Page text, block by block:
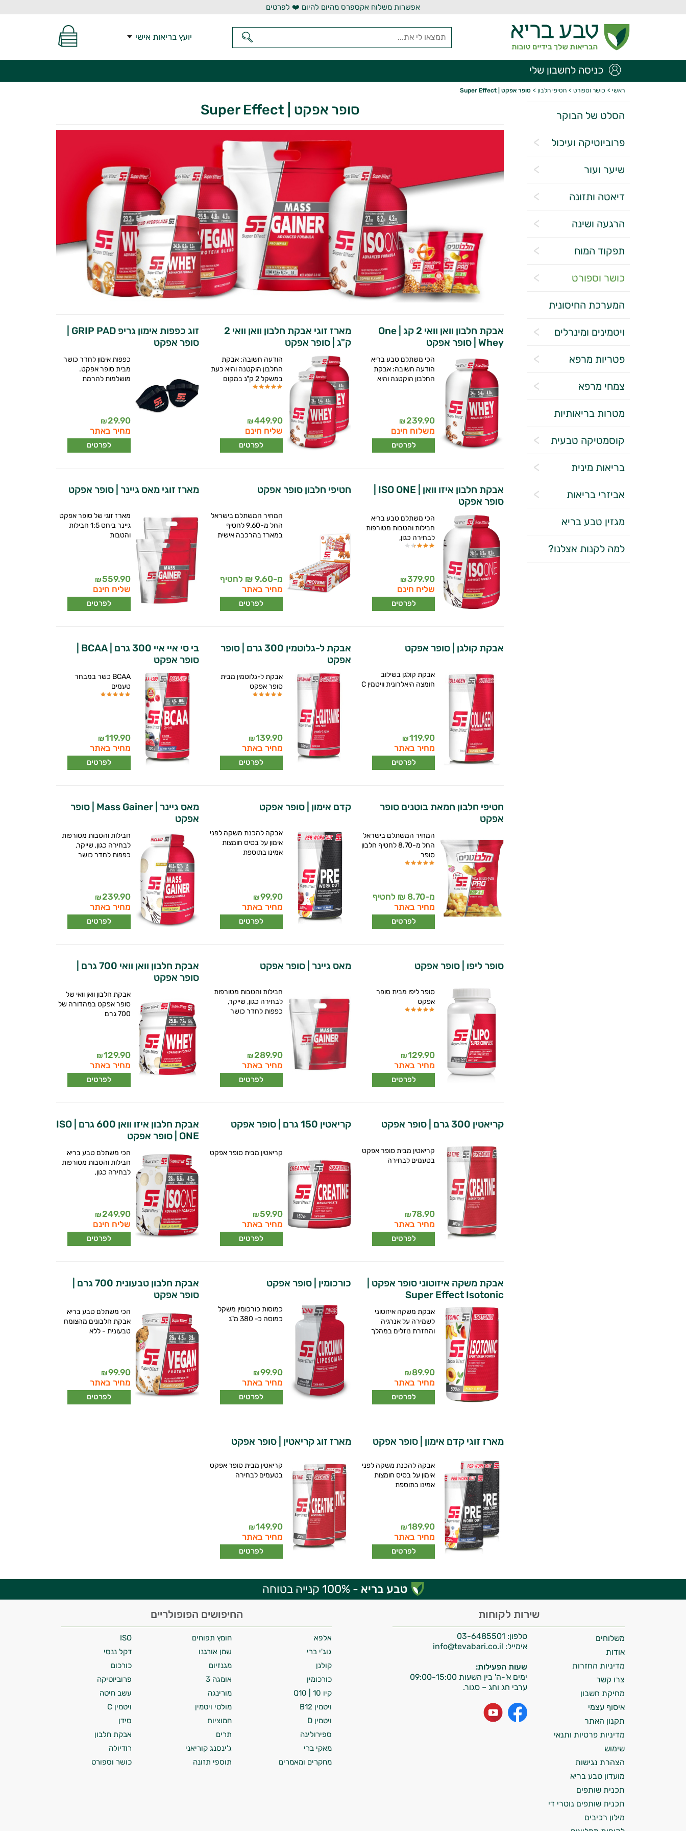
אפשרות משלוח אקספרס מהיום להיום ❤️ לפרטים
יועץ בריאות אישי
כניסה לחשבון שלי
ראשי > כושר וספורט > חטיפי חלבון > סופר אפקט | Super Effect
הסלט של הבוקר
פרוביוטיקה ועיכול
שיער ועור
דיאטה ותזונה
הרגעה ושינה
תפקוד המוח
כושר וספורט
המערכת החיסונית
ויטמינים ומינרלים
פטריות מרפא
צמחי מרפא
מטרות בריאותיות
קוסמטיקה טבעית
בריאות מינית
אביזרי בריאות
מגזין טבע בריא
למה לקנות אצלנו?
סופר אפקט | Super Effect
אבקת חלבון וואן וואי 2 קג | One
Whey | סופר אפקט
הכי משתלם טבע בריא
הודעה חשובה: אבקת
החלבון הוקטנה והיא
239.90
₪
משלוח חינם
לפרטים
מארז זוגי אבקת חלבון וואן וואי 2
ק"ג | סופר אפקט
הודעה חשובה: אבקת
החלבון הוקטנה והיא כעת
במשקל 2 ק"ג במקום
449.90
₪
שליח חינם
לפרטים
סופר אפקט
כפפות אימון לחדר כושר
מבית סופר אפקט.
מושלמות להרמת
29.90
₪
מחיר באתר
לפרטים
סופר אפקט
הכי משתלם טבע בריא
חבילות והטבות מטורפות
לבחירה כגון,
379.90
₪
שליח חינם
לפרטים
חטיפי חלבון סופר אפקט
המחיר המשתלם בישראל
החל מ-9.60 לחטיף
במארז בהרכבה אישית
מ-9.60 ₪ לחטיף
מחיר באתר
לפרטים
מארז זוגי מאס גיינר | סופר אפקט
מארז זוגי של סופר אפקט
גיינר ביחס 1:5 חבילות
והטבות
559.90
₪
שליח חינם
לפרטים
אבקת קולגן | סופר אפקט
אבקת קולגן בשילוב
חומצה היאלרונית וויטמין C
119.90
₪
מחיר באתר
לפרטים
אבקת ל-גלוטמין 300 גרם | סופר
אפקט
אבקת ל-גלוטמין מבית
סופר אפקט
139.90
₪
מחיר באתר
לפרטים
סופר אפקט
BCAA כשר במבחר
טעמים
119.90
₪
מחיר באתר
לפרטים
חטיפי חלבון חמאת בוטנים סופר
אפקט
המחיר המשתלם בישראל
החל מ-8.70 לחטיף חלבון
סופר
מ-8.70 ₪ לחטיף
מחיר באתר
לפרטים
קדם אימון | סופר אפקט
אבקה להכנת משקה לפני
אימון על בסיס חומצות
אמינו בתוספת
99.90
₪
מחיר באתר
לפרטים
מאס גיינר | Mass Gainer | סופר
אפקט
חבילות והטבות מטורפות
לבחירה כגון, שייקר,
כפפות לחדר כושר
239.90
₪
מחיר באתר
לפרטים
סופר ליפו | סופר אפקט
סופר ליפו מבית סופר
אפקט
129.90
₪
מחיר באתר
לפרטים
מאס גיינר | סופר אפקט
חבילות והטבות מטורפות
לבחירה כגון, שייקר,
כפפות לחדר כושר
289.90
₪
מחיר באתר
לפרטים
אבקת חלבון וואן וואי 700 גרם |
סופר אפקט
אבקת חלבון וואן וואי של
סופר אפקט במהדורה של
700 גרם
129.90
₪
מחיר באתר
לפרטים
קריאטין 300 גרם | סופר אפקט
קריאטין מבית סופר אפקט
בטעמים לבחירה
78.90
₪
מחיר באתר
לפרטים
קריאטין 150 גרם | סופר אפקט
קריאטין מבית סופר אפקט
59.90
₪
מחיר באתר
לפרטים
אבקת חלבון איזו וואן 600 גרם | ISO
ONE | סופר אפקט
הכי משתלם טבע בריא
חבילות והטבות מטורפות
לבחירה כגון,
249.90
₪
שליח חינם
לפרטים
אבקת משקה איזוטוני סופר אפקט |
Super Effect Isotonic
אבקת משקה איזוטוני
לשמירה על אנרגיה
והחזרת נוזלים במהלך
89.90
₪
מחיר באתר
לפרטים
כורכומין | סופר אפקט
כמוסות כורכומין משקל
כמוסה כ- 380 מ"ג
99.90
₪
מחיר באתר
לפרטים
אבקת חלבון טבעונית 700 גרם |
סופר אפקט
הכי משתלם טבע בריא
אבקת חלבונים מהצומח
טבעונית - ללא
99.90
₪
מחיר באתר
לפרטים
מארז זוגי קדם אימון | סופר אפקט
אבקה להכנת משקה לפני
אימון על בסיס חומצות
אמינו בתוספת
189.90
₪
מחיר באתר
לפרטים
מארז זוג קריאטין | סופר אפקט
קריאטין מבית סופר אפקט
בטעמים לבחירה
149.90
₪
מחיר באתר
לפרטים
טבע בריא - 100% קנייה בטוחה
שירות לקוחות
טלפון: 03-6485501
אימייל:
שעות הפעילות:
ימים א'-ה' בין השעות 09:00-15:00
ערבי חג וחג – סגור.
משלוחים
אודות
מדיניות החזרות
צרו קשר
מחיקת חשבון
איסוף עצמי
תקנון האתר
מדיניות פרטיות ותנאי
שימוש
הצהרת נגישות
מועדון טבע בריא
תכנית שותפים
תכנית שותפים נוטרי די
מילון רכיבים
החיפושים הפופולריים
אלפא חומץ תפוחים
ISO
גוג'י ברי
שמן אורגנו
דקל ננסי
קולגן
מגנזיום
כורכום
כורכומין
אומגה 3
פרוביוטיקה
קיו 10 | Q10
מורינגה
עשב חיטה
ויטמין B12
מולטי ויטמין
ויטמין C
ויטמין D
חמוציות
סידן
ספירולינה
תרים
אבקת חלבון
מאקי ברי
ג'ינסנג קוריאני
רודיולה
מחקרים ומאמרים
תוספי תזונה כושר וספורט
התשובות שלי מבוססות על מאגרי מידע קליניים
וספרות מקצועית בתחומי הרפואה הטבעית
ותזונת הספורט.
אני כאן כדי לעזור לך להתאים את תוספי
התזונה ומוצרי הבריאות המדויקים למטרות
ולמצב הגופני שלך, ולהסביר לך אילו רכיבים
עובדים יחד כדי למקסם תוצאות גם בחיי היום
המטרה שלי היא להתאים עבורך המלצות
אישיות מבוססות מדעית.